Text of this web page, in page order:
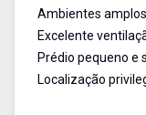
Ambientes
Excelente
Prédio pequeno e
Localização